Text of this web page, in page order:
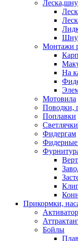
Монтажи
На
Мотовила
Поводки,
Поплавки
Светлячки
Фидергам
Прикормки,
Бойлы